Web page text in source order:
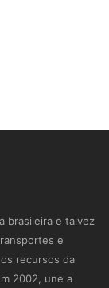
brasileira e talvez
e
recursos da
2002, une a